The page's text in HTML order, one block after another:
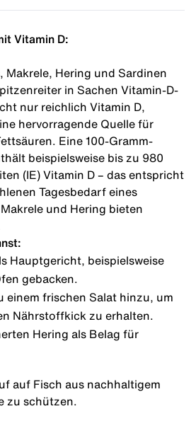
Vitamin D:
, Makrele, Hering und Sardinen
in Sachen Vitamin-D-
nur reichlich Vitamin D,
hervorragende Quelle für
. Eine 100-Gramm-
beispielsweise bis zu 980
(IE) Vitamin D – das entspricht
Tagesbedarf eines
und Hering bieten
Hauptgericht, beispielsweise
gebacken.
einem frischen Salat hinzu, um
Nährstoffkick zu erhalten.
Hering als Belag für
auf Fisch aus nachhaltigem
zu schützen.